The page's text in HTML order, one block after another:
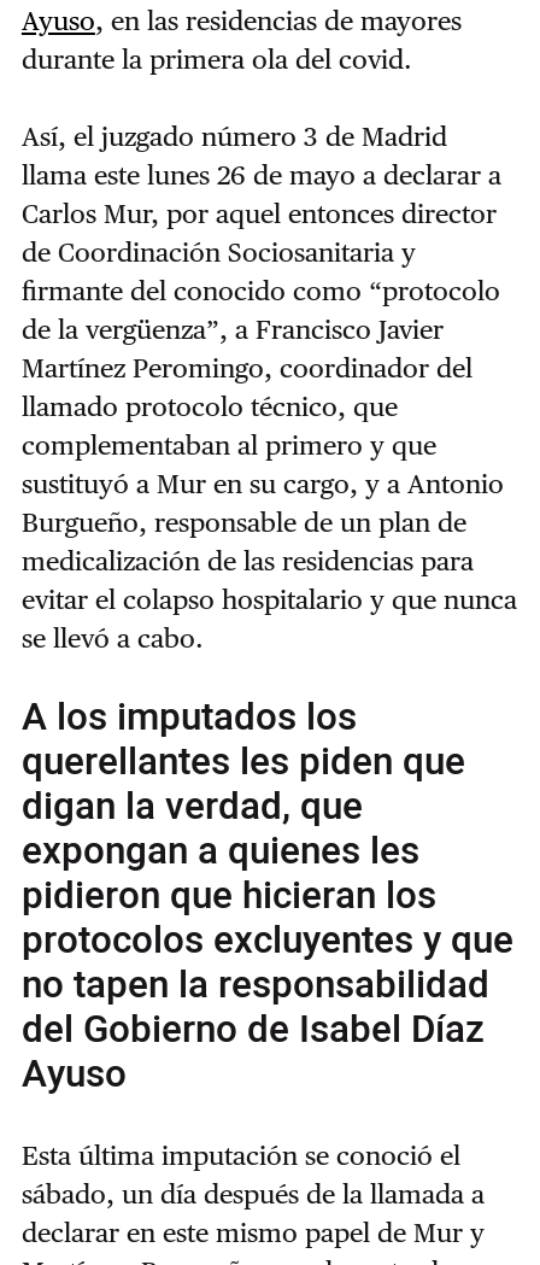
Ayuso, en las residencias de mayores
durante la primera ola del covid.
Así, el juzgado número 3 de Madrid
llama este lunes 26 de mayo a declarar a
Carlos Mur, por aquel entonces director
de Coordinación Sociosanitaria y
firmante del conocido como “protocolo
de la vergüenza”, a Francisco Javier
Martínez Peromingo, coordinador del
llamado protocolo técnico, que
complementaban al primero y que
sustituyó a Mur en su cargo, y a Antonio
Burgueño, responsable de un plan de
medicalización de las residencias para
evitar el colapso hospitalario y que nunca
se llevó a cabo.
A los imputados los
querellantes les piden que
digan la verdad, que
expongan a quienes les
pidieron que hicieran los
protocolos excluyentes y que
no tapen la responsabilidad
del Gobierno de Isabel Díaz
Ayuso
Esta última imputación se conoció el
sábado, un día después de la llamada a
declarar en este mismo papel de Mur y